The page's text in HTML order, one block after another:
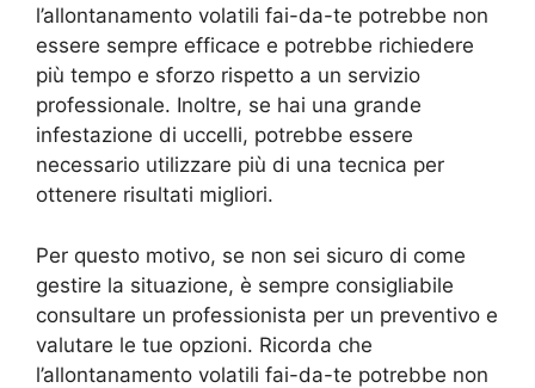
l’allontanamento volatili fai-da-te potrebbe non
essere sempre efficace e potrebbe richiedere
più tempo e sforzo rispetto a un servizio
professionale. Inoltre, se hai una grande
infestazione di uccelli, potrebbe essere
necessario utilizzare più di una tecnica per
ottenere risultati migliori.
Per questo motivo, se non sei sicuro di come
gestire la situazione, è sempre consigliabile
consultare un professionista per un preventivo e
valutare le tue opzioni. Ricorda che
l’allontanamento volatili fai-da-te potrebbe non